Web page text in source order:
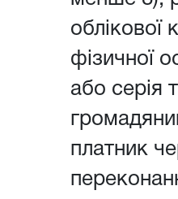
облікової
фізичної
або серія
платник